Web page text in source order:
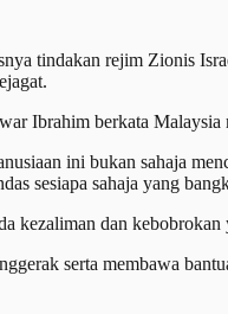
tindakan rejim Zionis
Ibrahim berkata Malaysia
ini bukan sahaja
sesiapa sahaja yang
kezaliman dan
serta membawa